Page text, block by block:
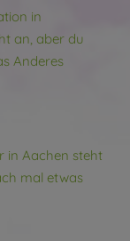
in
an, aber du
Anderes
in Aachen steht
mal etwas